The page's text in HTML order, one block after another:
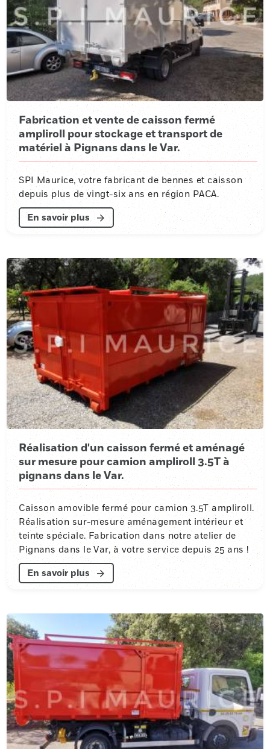
Fabrication et vente de caisson fermé
ampliroll pour stockage et transport de
matériel à Pignans dans le Var.
SPI Maurice, votre fabricant de bennes et caisson
depuis plus de vingt-six ans en région PACA.
En savoir plus
Réalisation d'un caisson fermé et aménagé
sur mesure pour camion ampliroll 3.5T à
pignans dans le Var.
Caisson amovible fermé pour camion 3.5T ampliroll.
Réalisation sur-mesure aménagement intérieur et
teinte spéciale. Fabrication dans notre atelier de
Pignans dans le Var, à votre service depuis 25 ans !
En savoir plus